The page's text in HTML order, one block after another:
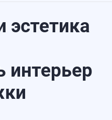
эстетика
интерьер